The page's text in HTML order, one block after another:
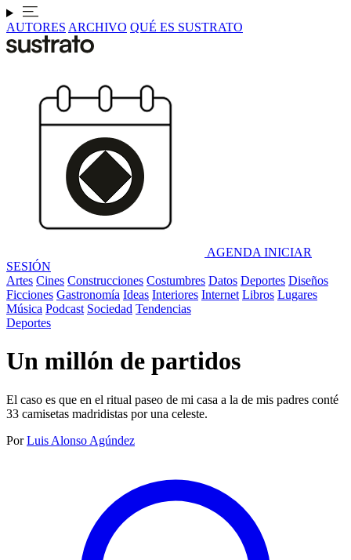
AUTORES ARCHIVO QUÉ ES SUSTRATO
AGENDA INICIAR
SESIÓN
Artes Cines Construcciones Costumbres Datos Deportes Diseños
Ficciones Gastronomía Ideas Interiores Internet Libros Lugares
Música Podcast Sociedad Tendencias
Deportes
Un millón de partidos
El caso es que en el ritual paseo de mi casa a la de mis padres conté
33 camisetas madridistas por una celeste.
Por Luis Alonso Agúndez